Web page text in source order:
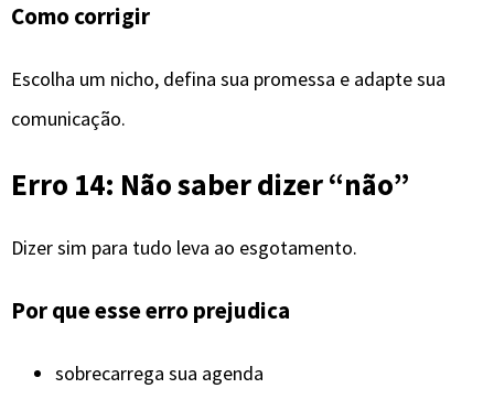
Como corrigir
Escolha um nicho, defina sua promessa e adapte sua
comunicação.
Erro 14: Não saber dizer “não”
Dizer sim para tudo leva ao esgotamento.
Por que esse erro prejudica
sobrecarrega sua agenda